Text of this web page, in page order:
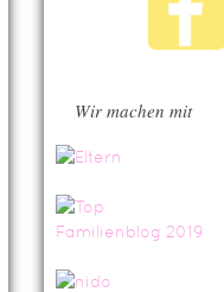
Wir machen mit